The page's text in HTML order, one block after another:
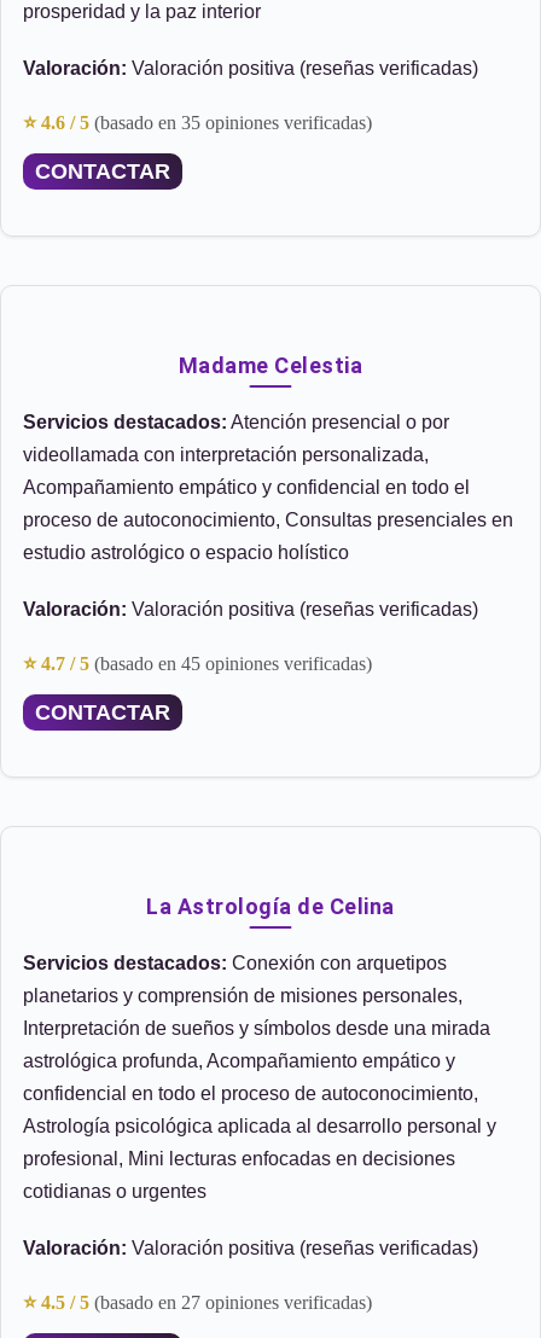
prosperidad y la paz interior
Valoración: Valoración positiva (reseñas verificadas)
⭐ 4.6 / 5 (basado en 35 opiniones verificadas)
CONTACTAR
Madame Celestia
Servicios destacados: Atención presencial o por
videollamada con interpretación personalizada,
Acompañamiento empático y confidencial en todo el
proceso de autoconocimiento, Consultas presenciales en
estudio astrológico o espacio holístico
Valoración: Valoración positiva (reseñas verificadas)
⭐ 4.7 / 5 (basado en 45 opiniones verificadas)
CONTACTAR
La Astrología de Celina
Servicios destacados: Conexión con arquetipos
planetarios y comprensión de misiones personales,
Interpretación de sueños y símbolos desde una mirada
astrológica profunda, Acompañamiento empático y
confidencial en todo el proceso de autoconocimiento,
Astrología psicológica aplicada al desarrollo personal y
profesional, Mini lecturas enfocadas en decisiones
cotidianas o urgentes
Valoración: Valoración positiva (reseñas verificadas)
⭐ 4.5 / 5 (basado en 27 opiniones verificadas)